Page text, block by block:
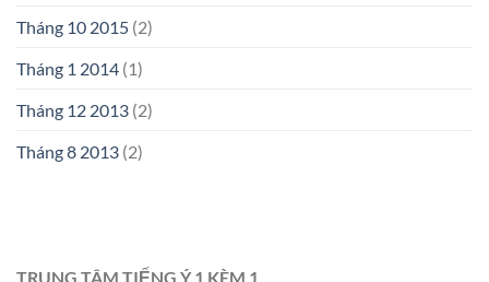
Tháng 10 2015 (2)
Tháng 1 2014 (1)
Tháng 12 2013 (2)
Tháng 8 2013 (2)
TRUNG TÂM TIẾNG Ý 1 KÈM 1